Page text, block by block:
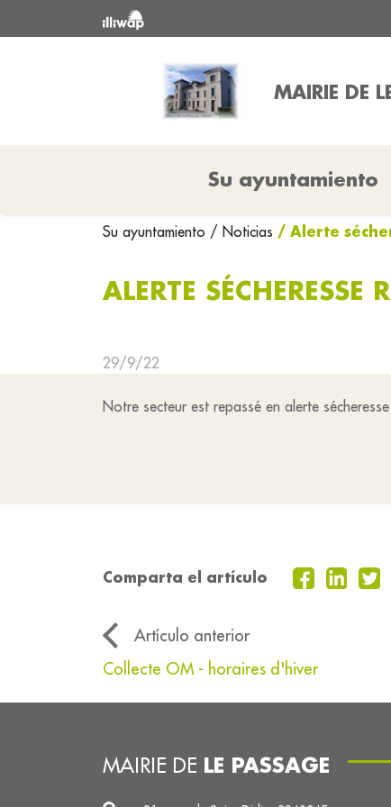
MAIRIE DE
Su ayuntamiento
Su ayuntamiento / Noticias / Alerte
ALERTE SÉCHERESSE
29/9/22
Notre secteur est repassé en alerte
Comparta el artículo
Artículo anterior
Collecte OM - horaires d'hiver
MAIRIE DE LE PASSAGE